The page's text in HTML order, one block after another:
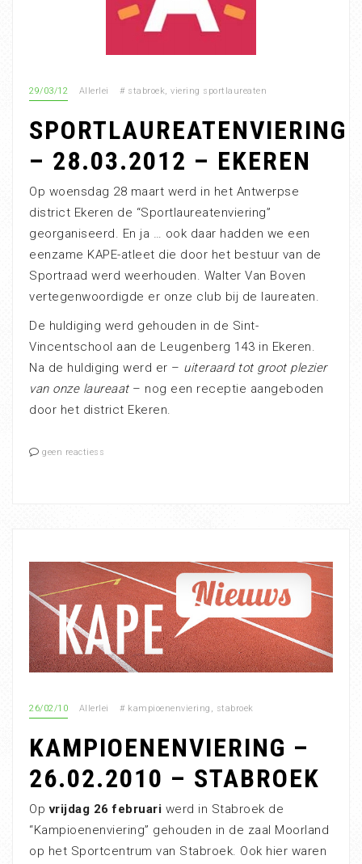
29/03/12 Allerlei # stabroek, viering sportlaureaten
SPORTLAUREATENVIERING
– 28.03.2012 – EKEREN
Op woensdag 28 maart werd in het Antwerpse
district Ekeren de “Sportlaureatenviering”
georganiseerd. En ja … ook daar hadden we een
eenzame KAPE-atleet die door het bestuur van de
Sportraad werd weerhouden. Walter Van Boven
vertegenwoordigde er onze club bij de laureaten.
De huldiging werd gehouden in de Sint-
Vincentschool aan de Leugenberg 143 in Ekeren.
Na de huldiging werd er – uiteraard tot groot plezier
van onze laureaat– nog een receptie aangeboden
door het district Ekeren.
geen reactiess
26/02/10 Allerlei # kampioenenviering , stabroek
KAMPIOENENVIERING –
26.02.2010 – STABROEK
Opvrijdag 26 februari werd in Stabroek de
“Kampioenenviering” gehouden in de zaal Moorland
op het Sportcentrum van Stabroek. Ook hier waren